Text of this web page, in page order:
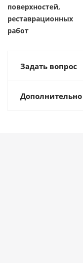
поверхностей,
реставрационных
работ
Задать вопрос
Дополнительно